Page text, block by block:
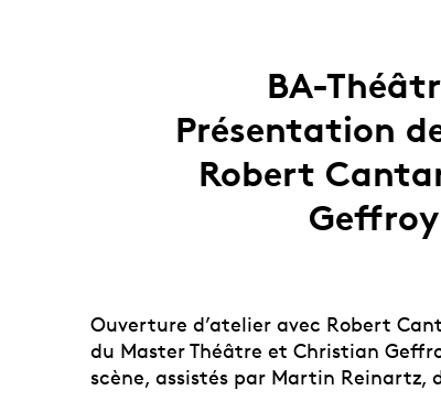
BA-
Présentation
Robert
Ouverture d’atelier avec Robert
du Master Théâtre et Christian
scène, assistés par Martin Reinartz,